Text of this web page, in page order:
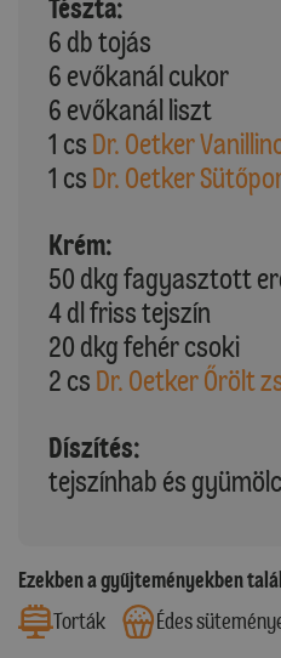
Tészta:
6 db tojás
6 evőkanál cukor
6 evőkanál liszt
1 cs Dr. Oetker
1 cs Dr. Oetker
Krém:
50 dkg fagyasztott
4 dl friss tejszín
20 dkg fehér csoki
2 cs Dr. Oetker Őrölt
Díszítés:
tejszínhab és
Ezekben a gyűjteményekben
Torták
Édes